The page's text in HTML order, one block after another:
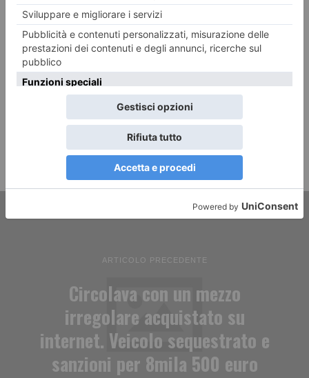
ARTICOLO PRECEDENTE
Circolava con un mezzo
irregolare acquistato su
internet. Veicolo sequestrato e
sanzioni per 8mila 500 euro